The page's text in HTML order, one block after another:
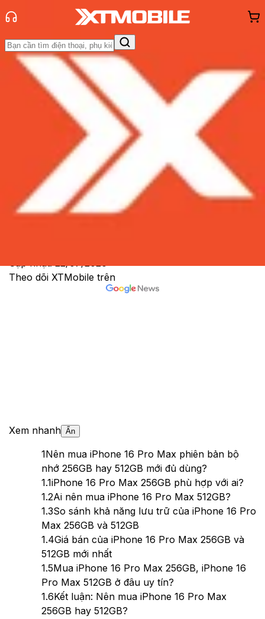
Trang chủ
Tin tức
Tư vấn
Đánh Giá - Trên TaySo Sánh Tư vấnKhuyến
Hỏi đáp App - Game Thông báo
hàng - Sự kiện
Nên chọn mua iPhone 16 Pro Max
256GB hay 512GB?
Cập nhật:22/07/2026
Theo dõi XTMobile trên
Xem nhanh Ẩn
1Nên mua iPhone 16 Pro Max phiên bản bộ
nhớ 256GB hay 512GB mới đủ dùng?
1.1iPhone 16 Pro Max 256GB phù hợp với ai?
1.2Ai nên mua iPhone 16 Pro Max 512GB?
1.3So sánh khả năng lưu trữ của iPhone 16 Pro
Max 256GB và 512GB
1.4Giá bán của iPhone 16 Pro Max 256GB và
512GB mới nhất
1.5Mua iPhone 16 Pro Max 256GB, iPhone 16
Pro Max 512GB ở đâu uy tín?
1.6Kết luận: Nên mua iPhone 16 Pro Max
256GB hay 512GB?